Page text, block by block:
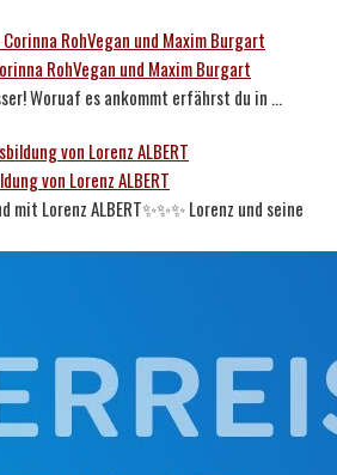
RohVegan und Maxim Burgart
Woruaf es ankommt erfährst du in ...
von Lorenz ALBERT
Lorenz ALBERT✨✨✨ Lorenz und seine